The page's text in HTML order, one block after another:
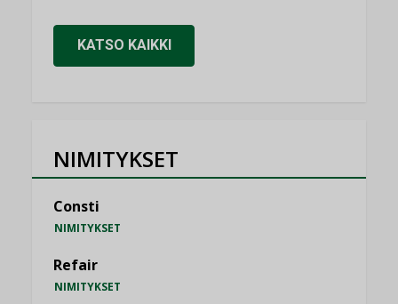
KATSO KAIKKI
NIMITYKSET
Consti
NIMITYKSET
Refair
NIMITYKSET